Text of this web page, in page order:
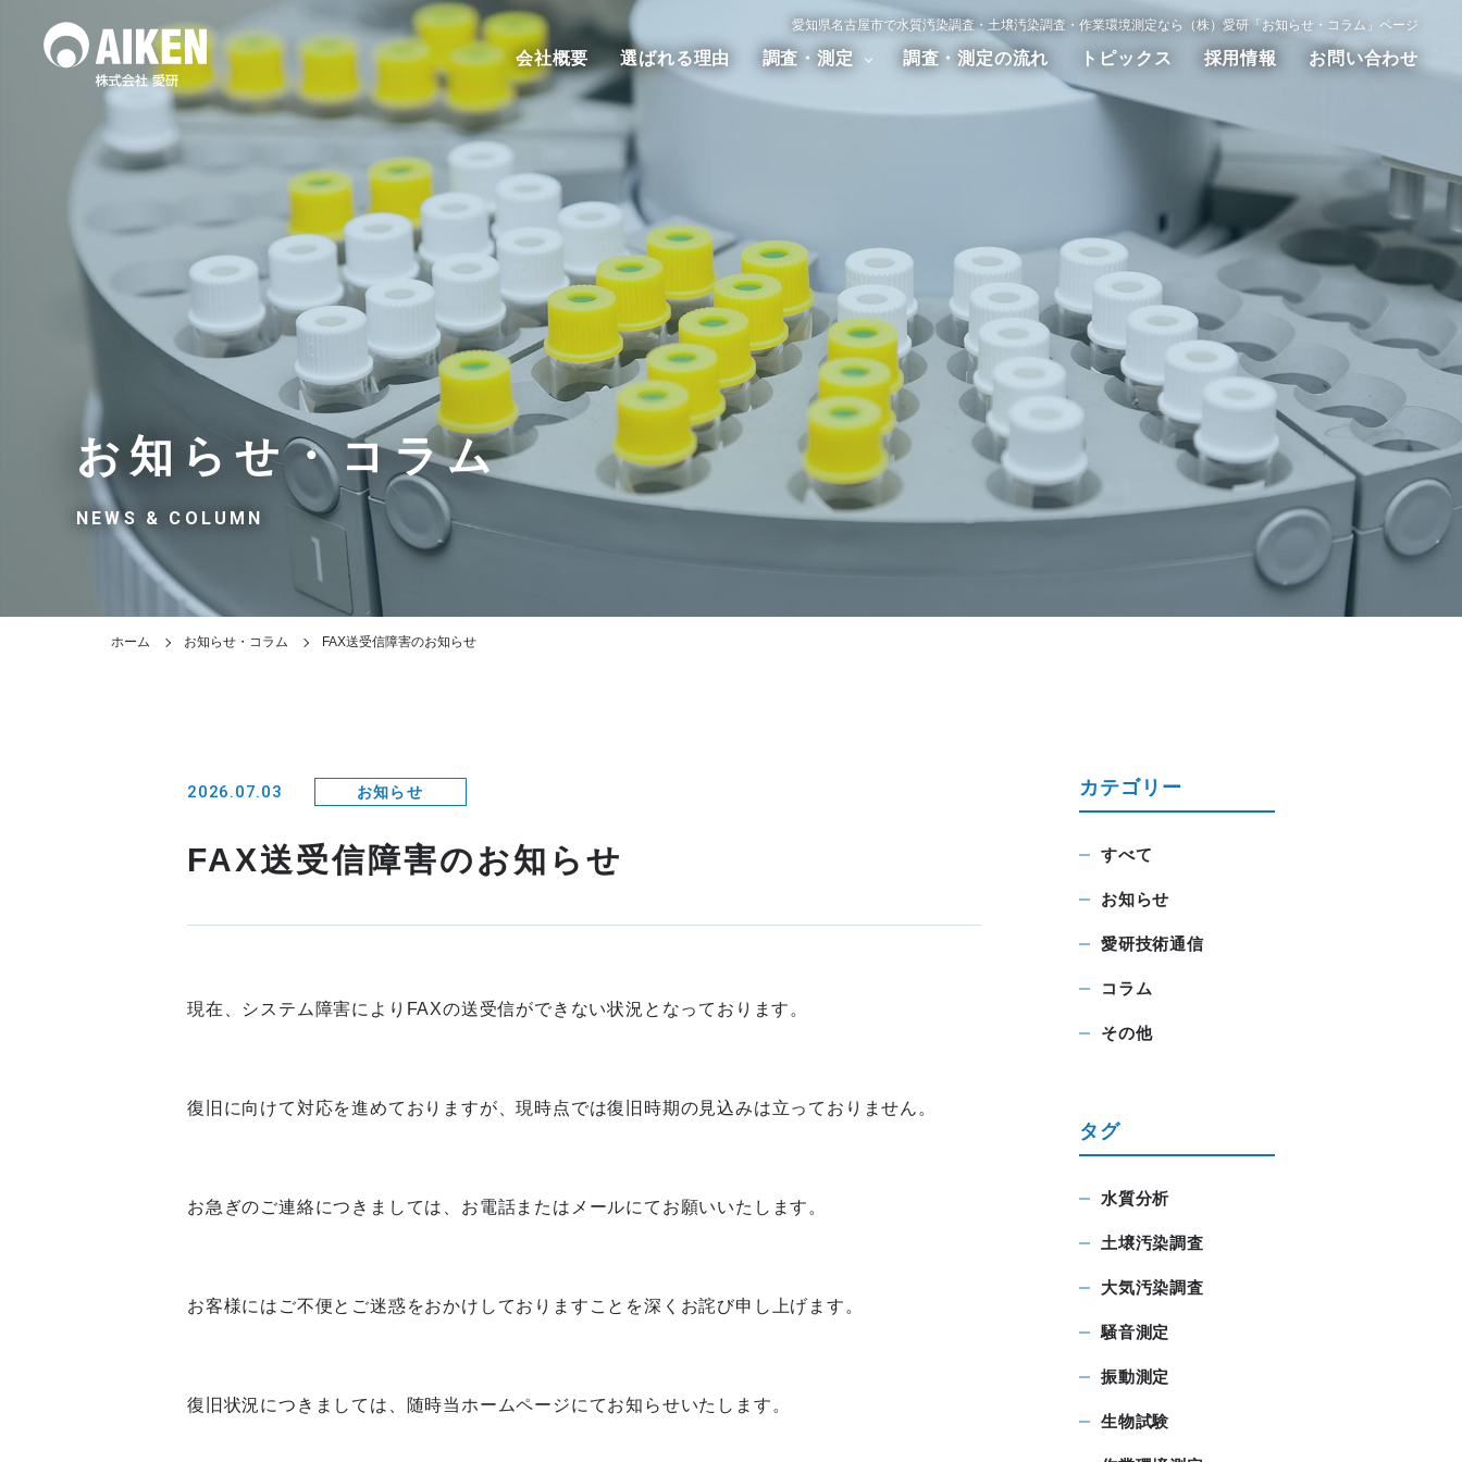
会社概要 選ばれる理由 調査・測定
水質調査 土壌汚染調査
作業環境測定 アスベスト調査 ダイオキシン調査 その他の調査測定
調査・測定の流れ トピックス 採用情報 お問い合わせ
愛知県名古屋市で水質汚染調査・土壌汚染調査・作業環境測定なら（株）愛研「お知らせ・コラム」ページ
お知らせ・コラム
NEWS & COLUMN
ホーム お知らせ・コラム FAX送受信障害のお知らせ
2026.07.03 お知らせ
FAX送受信障害のお知らせ
現在、システム障害によりFAXの送受信ができない状況となっております。
復旧に向けて対応を進めておりますが、現時点では復旧時期の見込みは立っておりません。
お急ぎのご連絡につきましては、お電話またはメールにてお願いいたします。
お客様にはご不便とご迷惑をおかけしておりますことを深くお詫び申し上げます。
復旧状況につきましては、随時当ホームページにてお知らせいたします。
カテゴリー
すべて
お知らせ
愛研技術通信
コラム
その他
タグ
水質分析
土壌汚染調査
大気汚染調査
騒音測定
振動測定
生物試験